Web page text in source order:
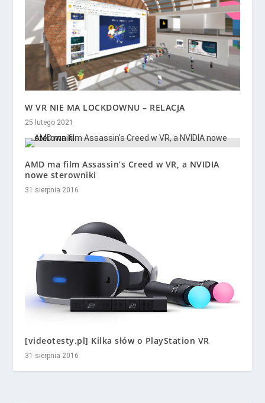
W VR NIE MA LOCKDOWNU – RELACJA
25 lutego 2021
AMD ma film Assassin’s Creed w VR, a NVIDIA
nowe sterowniki
31 sierpnia 2016
[videotesty.pl] Kilka słów o PlayStation VR
31 sierpnia 2016